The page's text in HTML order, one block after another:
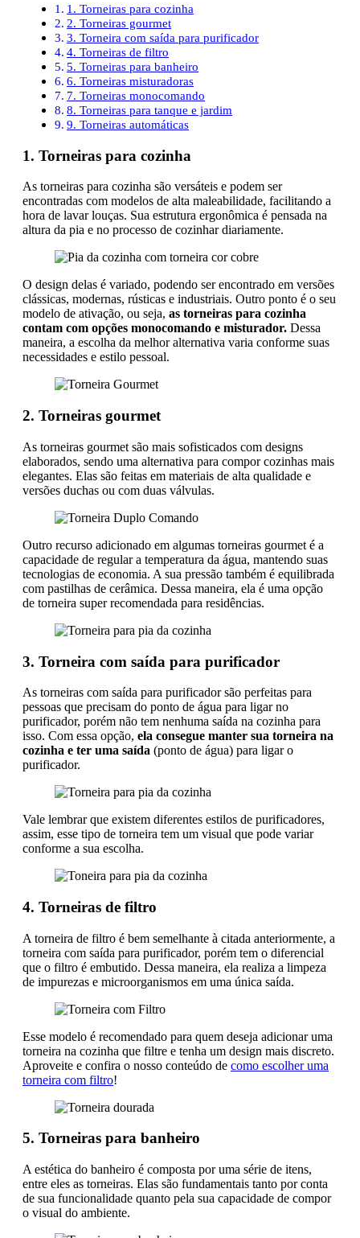
1. Torneiras para cozinha
2. Torneiras gourmet
3. Torneira com saída para purificador
4. Torneiras de filtro
5. Torneiras para banheiro
6. Torneiras misturadoras
7. Torneiras monocomando
8. Torneiras para tanque e jardim
9. Torneiras automáticas
1. Torneiras para cozinha
As torneiras para cozinha são versáteis e podem ser
encontradas com modelos de alta maleabilidade, facilitando a
hora de lavar louças. Sua estrutura ergonômica é pensada na
altura da pia e no processo de cozinhar diariamente.
O design delas é variado, podendo ser encontrado em versões
clássicas, modernas, rústicas e industriais. Outro ponto é o seu
modelo de ativação, ou seja, as torneiras para cozinha
contam com opções monocomando e misturador. Dessa
maneira, a escolha da melhor alternativa varia conforme suas
necessidades e estilo pessoal.
2. Torneiras gourmet
As torneiras gourmet são mais sofisticados com designs
elaborados, sendo uma alternativa para compor cozinhas mais
elegantes. Elas são feitas em materiais de alta qualidade e
versões duchas ou com duas válvulas.
Outro recurso adicionado em algumas torneiras gourmet é a
capacidade de regular a temperatura da água, mantendo suas
tecnologias de economia. A sua pressão também é equilibrada
com pastilhas de cerâmica. Dessa maneira, ela é uma opção
de torneira super recomendada para residências.
3. Torneira com saída para purificador
As torneiras com saída para purificador são perfeitas para
pessoas que precisam do ponto de água para ligar no
purificador, porém não tem nenhuma saída na cozinha para
isso. Com essa opção, ela consegue manter sua torneira na
cozinha e ter uma saída (ponto de água) para ligar o
purificador.
Vale lembrar que existem diferentes estilos de purificadores,
assim, esse tipo de torneira tem um visual que pode variar
conforme a sua escolha.
4. Torneiras de filtro
A torneira de filtro é bem semelhante à citada anteriormente, a
torneira com saída para purificador, porém tem o diferencial
que o filtro é embutido. Dessa maneira, ela realiza a limpeza
de impurezas e microorganismos em uma única saída.
Esse modelo é recomendado para quem deseja adicionar uma
torneira na cozinha que filtre e tenha um design mais discreto.
Aproveite e confira o nosso conteúdo de como escolher uma
torneira com filtro!
5. Torneiras para banheiro
A estética do banheiro é composta por uma série de itens,
entre eles as torneiras. Elas são fundamentais tanto por conta
de sua funcionalidade quanto pela sua capacidade de compor
o visual do ambiente.